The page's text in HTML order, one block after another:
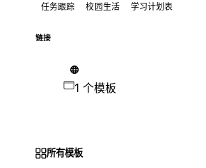
任务跟踪 校园生活 学习计划表
链接
1 个模板
所有模板